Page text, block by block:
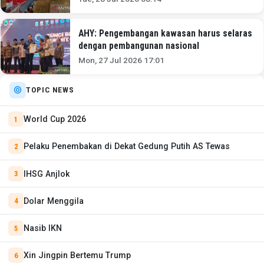
AHY: Pengembangan kawasan harus selaras
dengan pembangunan nasional
Mon, 27 Jul 2026 17:01
TOPIC NEWS
World Cup 2026
Pelaku Penembakan di Dekat Gedung Putih AS Tewas
IHSG Anjlok
Dolar Menggila
Nasib IKN
Xin Jingpin Bertemu Trump